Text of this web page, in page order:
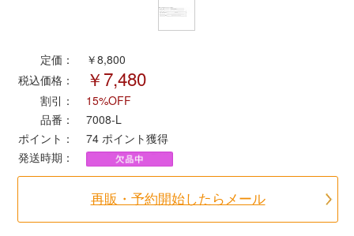
さんけい
トラムウェイ
天賞堂
定価：
￥8,800
税込価格：
￥7,480
割引：
15%OFF
品番：
7008-L
ポイント：
74 ポイント獲得
発送時期：
再販・予約開始したらメール